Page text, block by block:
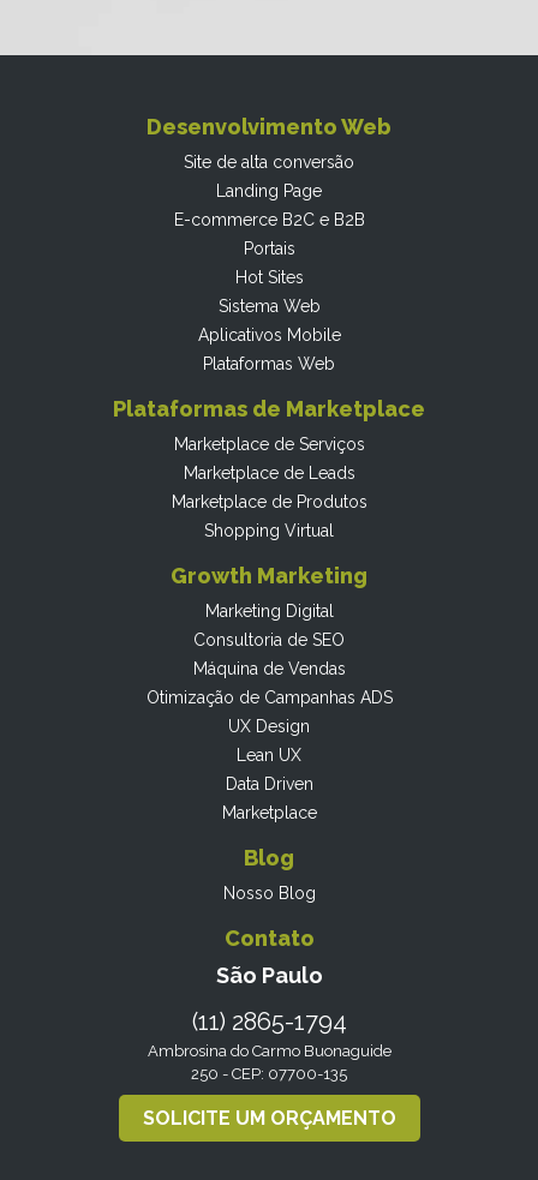
Desenvolvimento Web
Site de alta conversão
Landing Page
E-commerce B2C e B2B
Portais
Hot Sites
Sistema Web
Aplicativos Mobile
Plataformas Web
Plataformas de Marketplace
Marketplace de Serviços
Marketplace de Leads
Marketplace de Produtos
Shopping Virtual
Growth Marketing
Marketing Digital
Consultoria de SEO
Máquina de Vendas
Otimização de Campanhas ADS
UX Design
Lean UX
Data Driven
Marketplace
Blog
Nosso Blog
Contato
São Paulo
(11) 2865-1794
Ambrosina do Carmo Buonaguide
250 - CEP: 07700-135
SOLICITE UM ORÇAMENTO